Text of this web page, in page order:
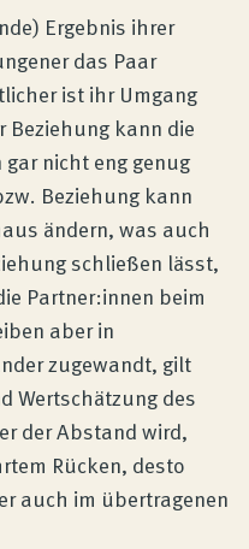
Ergebnis ihrer
das Paar
ist ihr Umgang
Beziehung kann die
nicht eng genug
Beziehung kann
ändern, was auch
schließen lässt,
Partner:innen beim
aber in
zugewandt, gilt
Wertschätzung des
der Abstand wird,
Rücken, desto
auch im übertragenen